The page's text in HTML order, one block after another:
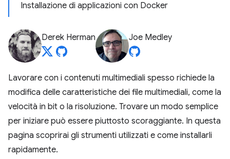
Installazione di applicazioni con Docker
Derek Herman Joe Medley
Lavorare con i contenuti multimediali spesso richiede la
modifica delle caratteristiche dei file multimediali, come la
velocità in bit o la risoluzione. Trovare un modo semplice
per iniziare può essere piuttosto scoraggiante. In questa
pagina scoprirai gli strumenti utilizzati e come installarli
rapidamente.